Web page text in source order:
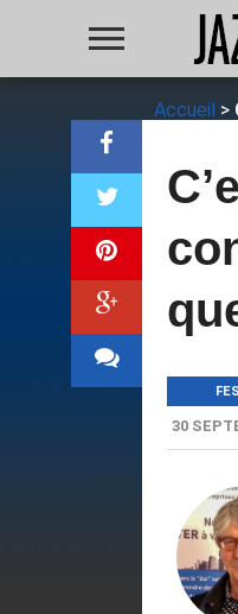
Accueil >
30